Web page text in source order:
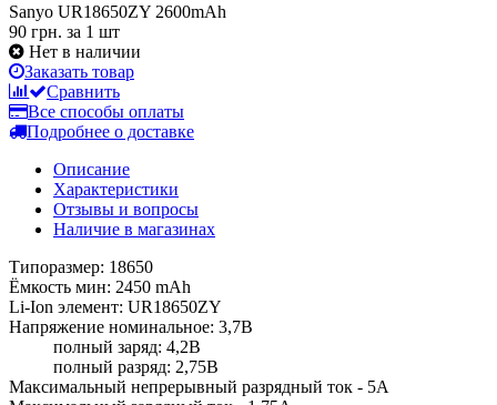
Sanyo UR18650ZY 2600mAh
90 грн. за 1 шт
Нет в наличии
Заказать товар
Сравнить
Все способы оплаты
Подробнее о доставке
Описание
Характеристики
Отзывы и вопросы
Наличие в магазинах
Типоразмер: 18650
Ёмкость мин: 2450 mAh
Li-Ion элемент: UR18650ZY
Напряжение номинальное: 3,7В
полный заряд: 4,2В
полный разряд: 2,75В
Максимальный непрерывный разрядный ток - 5А